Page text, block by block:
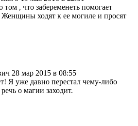
, что забеременеть помогает
ходят к ее могиле и просят
28 мар 2015 в 08:55
Я уже давно перестал чему-либо
о магии заходит.